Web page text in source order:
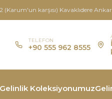
(Karum'un karşısı) Kavaklıdere
TELEFON
+90 555 962 8555
Koleksiyonumuz